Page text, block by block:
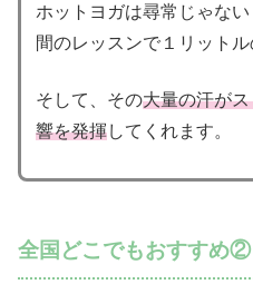
ホットヨガは尋常じゃな
間のレッスンで１リット
そして、その大量の汗が
響を発揮してくれます。
全国どこでもおすすめ②